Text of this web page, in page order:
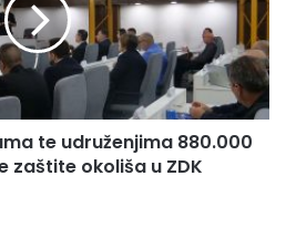
te udruženjima 880.000
zaštite okoliša u ZDK